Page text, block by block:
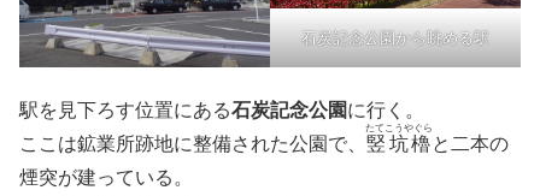
石炭記念公園から眺める駅
駅を見下ろす位置にある石炭記念公園に行く。
ここは鉱業所跡地に整備された公園で、 竪坑櫓
たてこうやぐら
と二本の
煙突が建っている。